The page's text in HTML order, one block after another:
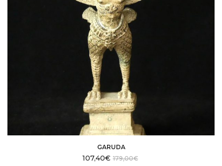
GARUDA
179,00€
107,40€